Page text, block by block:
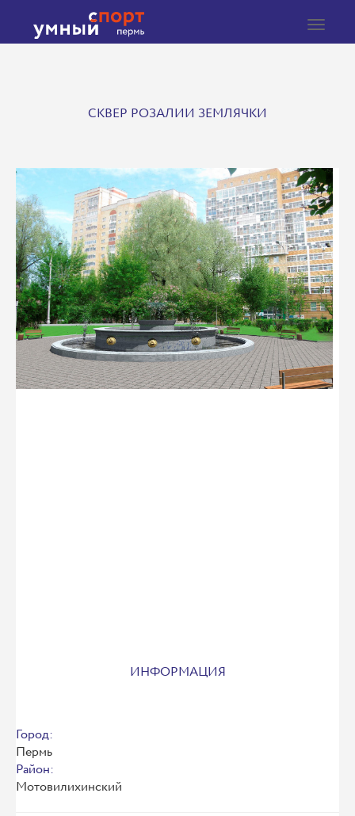
Toggle
СКВЕР РОЗАЛИИ ЗЕМЛЯЧКИ
ИНФОРМАЦИЯ
Город:
Пермь
Район:
Мотовилихинский